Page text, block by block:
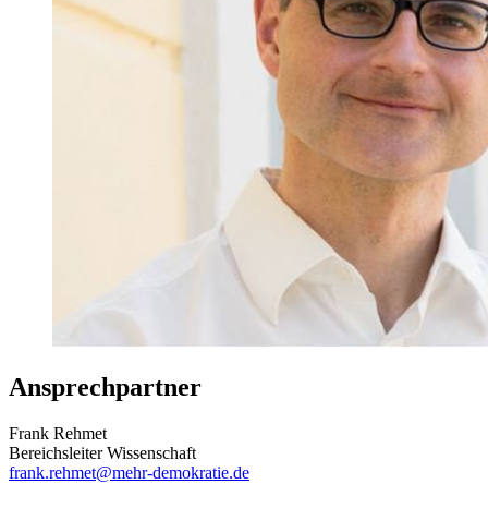
Ansprechpartner
Frank Rehmet
Bereichsleiter Wissenschaft
frank.rehmet@mehr-demokratie.de